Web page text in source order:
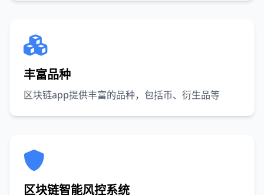
丰富品种
区块链app提供丰富的品种，包括币、衍生品等
区块链智能风控系统